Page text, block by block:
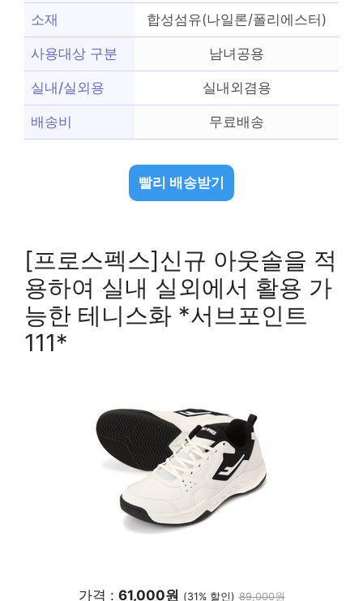
소재 합성섬유(나일론/폴리에스터)
사용대상 구분 남녀공용
실내/실외용 실내외겸용
배송비 무료배송
빨리 배송받기
[프로스펙스]신규 아웃솔을 적
용하여 실내 실외에서 활용 가
능한 테니스화 *서브포인트
111*
가격 : 61,000원 (31% 할인) 89,000원